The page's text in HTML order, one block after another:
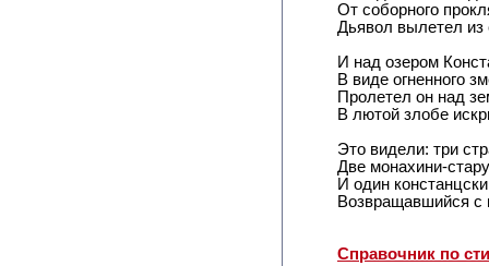
От соборного
Дьявол вылетел из
И над озером
В виде огненного
Пролетел он над
В лютой злобе
Это видели: три
Две монахини-
И один
Возвращавшийся с
Справочник по